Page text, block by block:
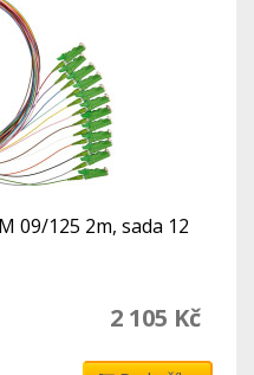
09/125 2m, sada 12
2 105 Kč